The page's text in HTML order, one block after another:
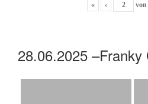
« ‹ von
28.06.2025 –Franky